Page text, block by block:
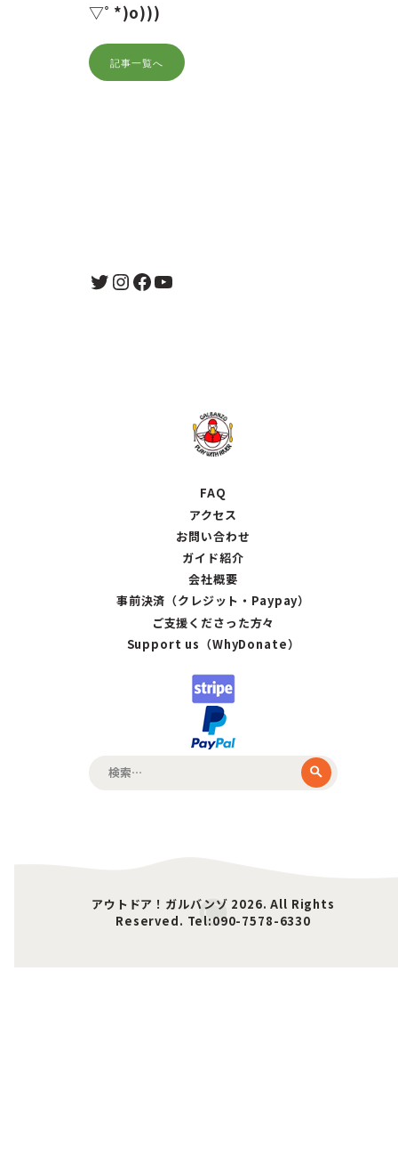
▽ﾟ*)o)))
記事一覧へ
Twitter
Instagram
Facebook
YouTube
FAQ
アクセス
お問い合わせ
ガイド紹介
会社概要
事前決済（クレジット・Paypay）
ご支援くださった方々
Support us（WhyDonate）
アウトドア！ガルバンゾ 2026. All Rights
Reserved. Tel:090-7578-6330